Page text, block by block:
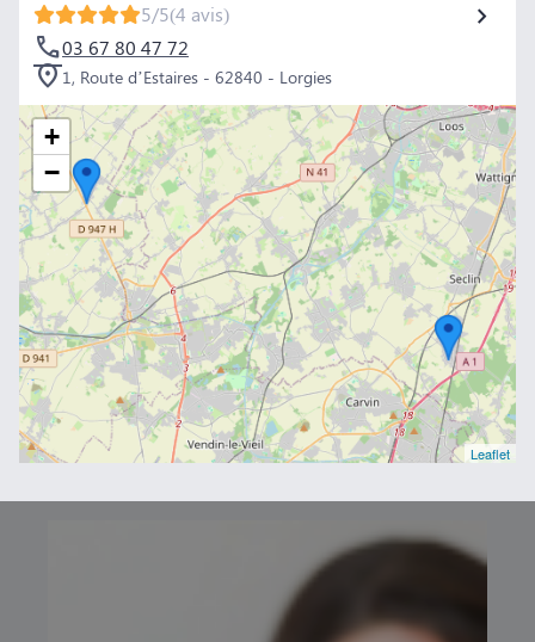
5/5(4 avis)
03 67 80 47 72
1, Route d’Estaires - 62840 - Lorgies
+
−
Leaflet